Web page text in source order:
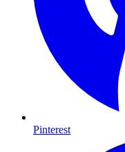
Pinterest